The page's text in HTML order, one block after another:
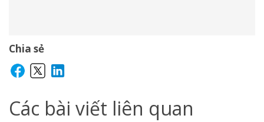
Chia sẻ
Các bài viết liên quan